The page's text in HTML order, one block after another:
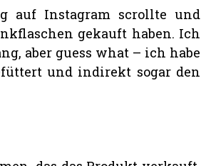
auf Instagram scrollte und
gekauft haben. Ich
aber guess what – ich habe
und indirekt sogar den